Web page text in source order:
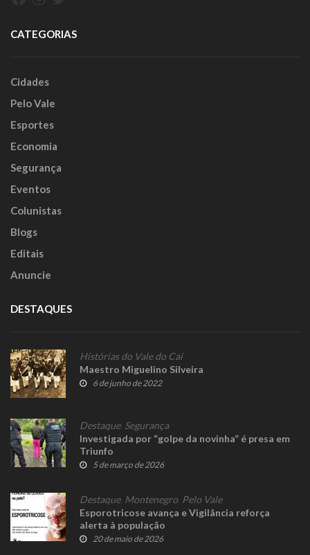
CATEGORIAS
Cidades
Pelo Vale
Esportes
Economia
Segurança
Eventos
Colunistas
Blogs
Editais
Anuncie
DESTAQUES
Histórias do Vale do Caí
Maestro Miguelino Silveira
6 de junho de 2022
Destaque, Segurança
Investigada por “golpe da novinha” é presa em
Triunfo
5 de março de 2026
Destaque, Montenegro Pelo Vale
Esporotricose avança e Vigilância reforça
alerta à população
20 de maio de 2026